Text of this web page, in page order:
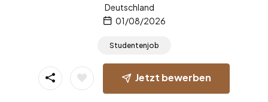
Deutschland
01/08/2026
Studentenjob
Jetzt bewerben